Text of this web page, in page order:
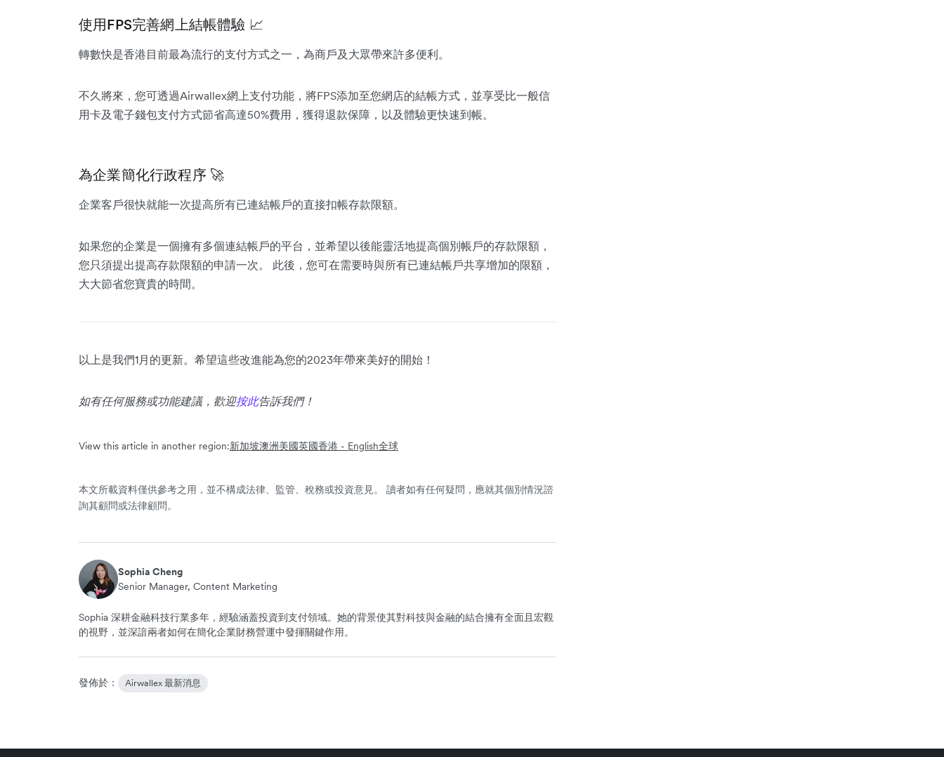
使用FPS完善網上結帳體驗 📈
轉數快是香港目前最為流行的支付方式之一，為商戶及大眾帶來許多便利。
不久將來，您可透過Airwallex網上支付功能，將FPS添加至您網店的結帳方式，並享受比一般信
用卡及電子錢包支付方式節省高達50%費用，獲得退款保障，以及體驗更快速到帳。
為企業簡化行政程序 🚀
企業客戶很快就能一次提高所有已連結帳戶的直接扣帳存款限額。
如果您的企業是一個擁有多個連結帳戶的平台，並希望以後能靈活地提高個別帳戶的存款限額，
您只須提出提高存款限額的申請一次。 此後，您可在需要時與所有已連結帳戶共享增加的限額，
大大節省您寶貴的時間。
以上是我們1月的更新。希望這些改進能為您的2023年帶來美好的開始！
如有任何服務或功能建議，歡迎按此告訴我們！
View this article in another region:新加坡澳洲美國英國香港 - English全球
本文所載資料僅供參考之用，並不構成法律、監管、稅務或投資意見。 讀者如有任何疑問，應就其個別情況諮
詢其顧問或法律顧問。
Sophia Cheng
Senior Manager, Content Marketing
Sophia 深耕金融科技行業多年，經驗涵蓋投資到支付領域。她的背景使其對科技與金融的結合擁有全面且宏觀
的視野，並深諳兩者如何在簡化企業財務營運中發揮關鍵作用。
發佈於： Airwallex 最新消息